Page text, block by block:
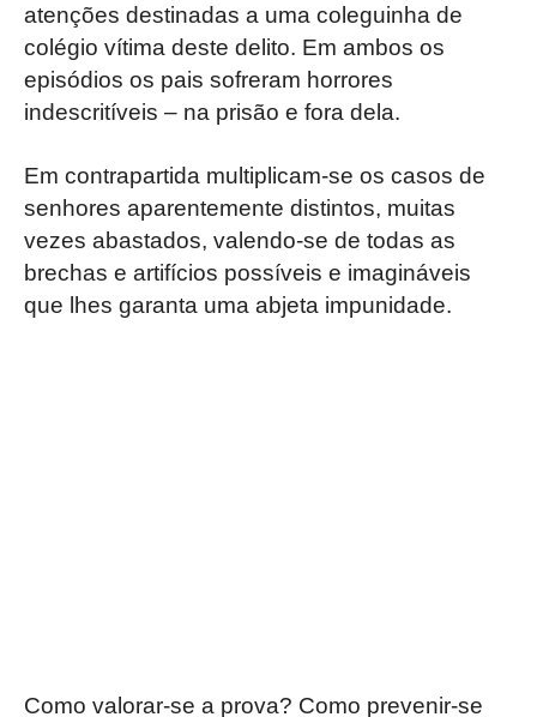
atenções destinadas a uma coleguinha de
colégio vítima deste delito. Em ambos os
episódios os pais sofreram horrores
indescritíveis – na prisão e fora dela.
Em contrapartida multiplicam-se os casos de
senhores aparentemente distintos, muitas
vezes abastados, valendo-se de todas as
brechas e artifícios possíveis e imagináveis
que lhes garanta uma abjeta impunidade.
Como valorar-se a prova? Como prevenir-se